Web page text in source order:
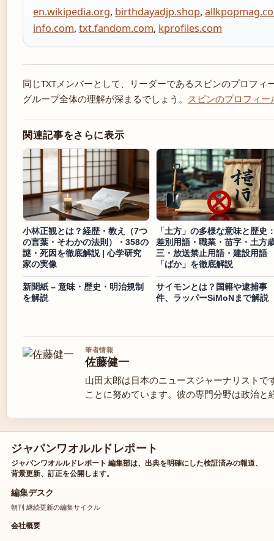
en.wikipedia.org, birthdayadjp.shop,
info.com, txt.fandom.com, kprofiles.com
同じTXTメンバーとして、リーダーであるスビンのプロフィ
グループ全体の理解が深まるでしょう。 スビンのプロフィー
関連記事をさらに表示
小林正観とは？経歴・教え（7つ
の言葉・そわかの法則）・358の
謎・死因を徹底解説 | 心学研究
家の実像
「土方」の多様な意味と歴史
差別用語・職業・苗字・土方
三・放送禁止用語・建設用語
「ばか」を徹底解説
新聞紙 – 意味・歴史・明治規制
を解説
サイモンとは？国籍や逮捕事
件、ラッパーSiMoNまで解説
筆者情報
佐藤健一
山田太郎は日本のニュースジャーナリスト
ことに努めています。彼の専門分野は政治と
ジャパンワオルルドレポート
ジャパンワオルルドレポート 編集部は、出典を明確にした検証済みの報道、
背景更新、訂正を公開します。
編集デスク
朝刊 継続更新の編集サイクル
会社概要